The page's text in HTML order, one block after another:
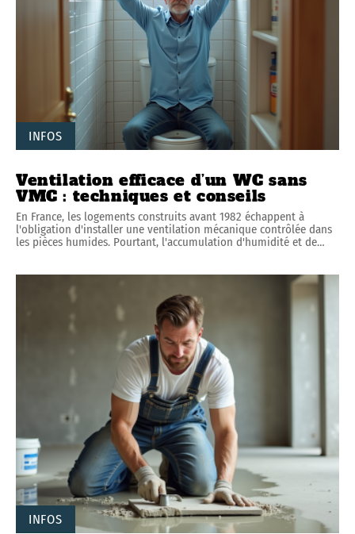
INFOS
Ventilation efficace d’un WC sans
VMC : techniques et conseils
En France, les logements construits avant 1982 échappent à
l'obligation d'installer une ventilation mécanique contrôlée dans
les pièces humides. Pourtant, l'accumulation d'humidité et de…
INFOS